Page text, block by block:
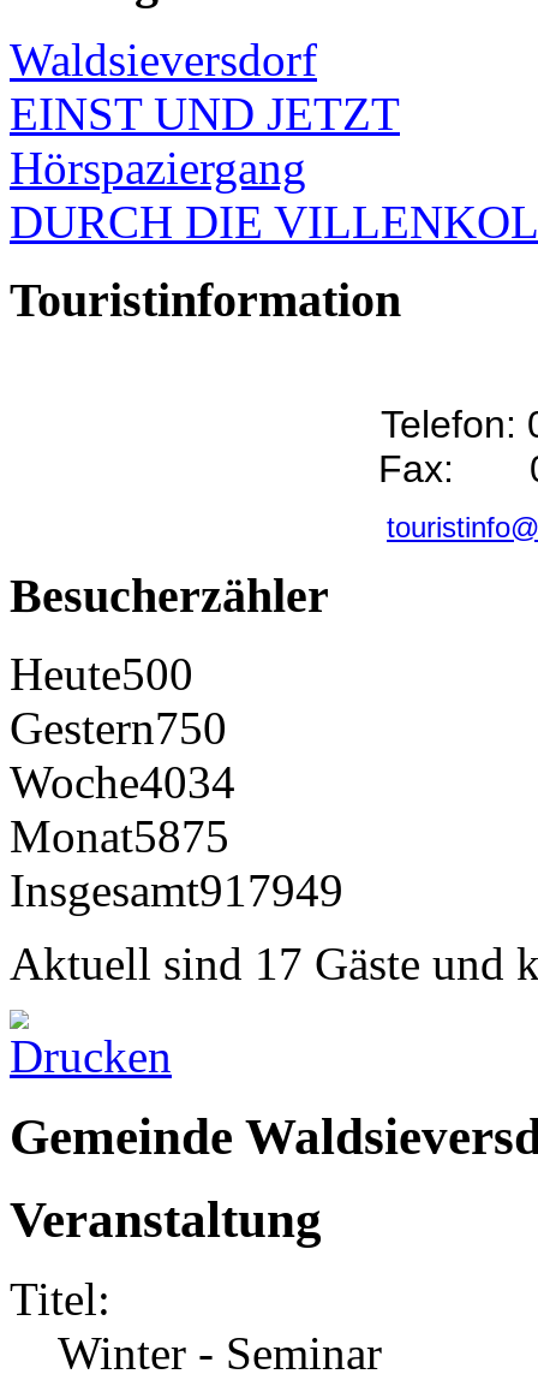
Waldsieversdorf
EINST UND JETZT
Hörspaziergang
DURCH DIE
Touristinformation
Telefon:
Fax:
Besucherzähler
Heute500
Gestern750
Woche4034
Monat5875
Insgesamt917949
Aktuell sind 17 Gäste und
Gemeinde
Veranstaltung
Titel:
Winter - Seminar